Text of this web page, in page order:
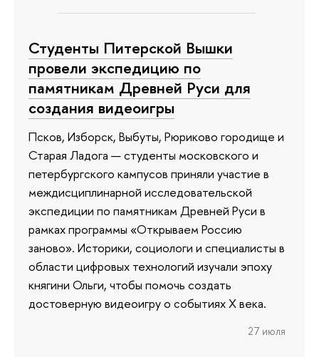
Студенты Питерской Вышки
провели экспедицию по
памятникам Древней Руси для
создания видеоигры
Псков, Изборск, Выбуты, Рюриково городище и
Старая Ладога — студенты московского и
петербургского кампусов приняли участие в
междисциплинарной исследовательской
экспедиции по памятникам Древней Руси в
рамках программы «Открываем Россию
заново». Историки, социологи и специалисты в
области цифровых технологий изучали эпоху
княгини Ольги, чтобы помочь создать
достоверную видеоигру о событиях X века.
27 июля